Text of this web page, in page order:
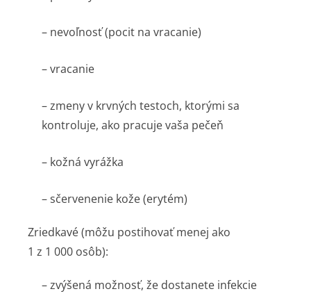
– nevoľnosť (pocit na vracanie)
– vracanie
– zmeny v krvných testoch, ktorými sa
kontroluje, ako pracuje vaša pečeň
– kožná vyrážka
– sčervenenie kože (erytém)
Zriedkavé(môžu postihovať menej ako
1 z 1 000 osôb):
– zvýšená možnosť, že dostanete infekcie